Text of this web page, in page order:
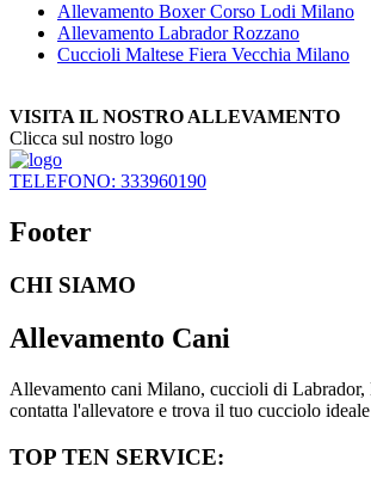
Allevamento Boxer Corso Lodi Milano
Allevamento Labrador Rozzano
Cuccioli Maltese Fiera Vecchia Milano
VISITA IL NOSTRO ALLEVAMENTO
Clicca sul nostro logo
TELEFONO: 333960190
Footer
CHI SIAMO
Allevamento Cani
Allevamento cani Milano, cuccioli di Labrador,
contatta l'allevatore e trova il tuo cucciolo
TOP TEN SERVICE: